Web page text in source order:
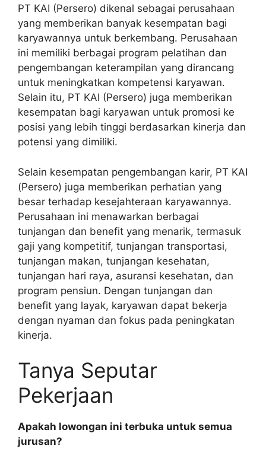
PT KAI (Persero) dikenal sebagai perusahaan
yang memberikan banyak kesempatan bagi
karyawannya untuk berkembang. Perusahaan
ini memiliki berbagai program pelatihan dan
pengembangan keterampilan yang dirancang
untuk meningkatkan kompetensi karyawan.
Selain itu, PT KAI (Persero) juga memberikan
kesempatan bagi karyawan untuk promosi ke
posisi yang lebih tinggi berdasarkan kinerja dan
potensi yang dimiliki.
Selain kesempatan pengembangan karir, PT KAI
(Persero) juga memberikan perhatian yang
besar terhadap kesejahteraan karyawannya.
Perusahaan ini menawarkan berbagai
tunjangan dan benefit yang menarik, termasuk
gaji yang kompetitif, tunjangan transportasi,
tunjangan makan, tunjangan kesehatan,
tunjangan hari raya, asuransi kesehatan, dan
program pensiun. Dengan tunjangan dan
benefit yang layak, karyawan dapat bekerja
dengan nyaman dan fokus pada peningkatan
kinerja.
Tanya Seputar
Pekerjaan
Apakah lowongan ini terbuka untuk semua
jurusan?